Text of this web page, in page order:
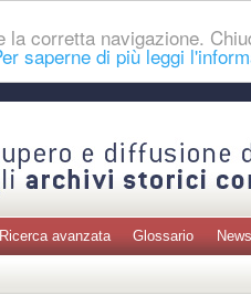
corretta navigazione.
saperne di più leggi
Ricerca avanzata Glossario News